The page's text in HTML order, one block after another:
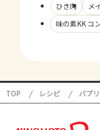
ひき肉
メ
味の素KK コ
TOP レシピ パプ